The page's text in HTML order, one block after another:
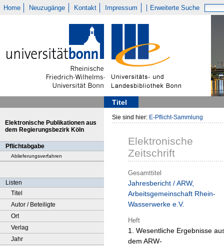
Home Neuzugänge Kontakt Impressum Erweiterte Suche
Titel
Elektronische Publikationen aus
dem Regierungsbezirk Köln
Pflichtabgabe
Ablieferungsverfahren
Listen
Titel
Autor / Beteiligte
Ort
Verlag
Jahr
Sie sind hier: E-Pflicht-Sammlung
Elektronische
Zeitschrift
Gesamttitel
Jahresbericht / ARW,
Arbeitsgemeinschaft Rhein-
Wasserwerke e.V.
Heft
1. Wesentliche Ergebnisse
dem ARW-